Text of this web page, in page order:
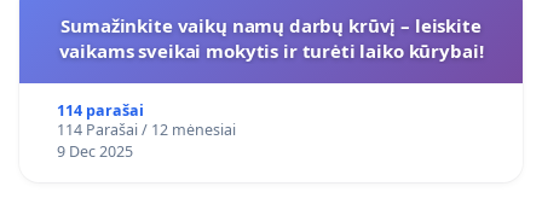
Sumažinkite vaikų namų darbų krūvį – leiskite
vaikams sveikai mokytis ir turėti laiko kūrybai!
114 parašai
114 Parašai / 12 mėnesiai
9 Dec 2025